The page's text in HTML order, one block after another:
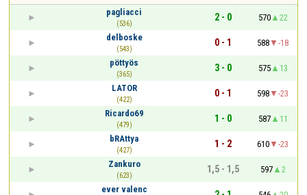
pagliacci
(536)
2 - 0 570
22
delboske
(543)
0 - 1 588
-18
pöttyös
(365)
3 - 0 575
13
LATOR
(422)
0 - 1 598
-23
Ricardo69
(479)
1 - 0 587
11
bRAttya
(427)
1 - 2 610
-23
Zankuro
(623)
1,5 - 1,5 597
2
ever valenc